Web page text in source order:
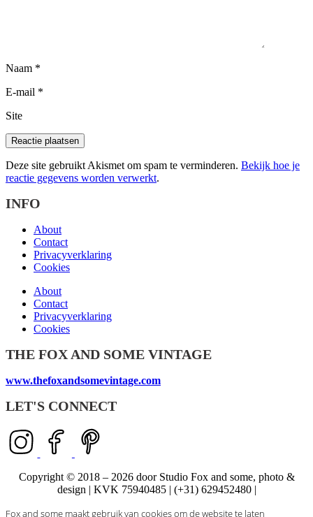
Naam *
E-mail *
Site
Deze site gebruikt Akismet om spam te verminderen. Bekijk hoe je
reactie gegevens worden verwerkt.
INFO
About
Contact
Privacyverklaring
Cookies
About
Contact
Privacyverklaring
Cookies
THE FOX AND SOME VINTAGE
www.thefoxandsomevintage.com
LET'S CONNECT
Copyright © 2018 – 2026 door Studio Fox and some, photo &
design | KVK 75940485 | (+31) 629452480 |
Fox and some maakt gebruik van cookies om de website te laten